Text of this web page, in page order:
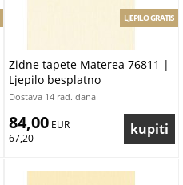
Zidne tapete Materea 76811 |
Ljepilo besplatno
LJEPILO GRATIS
Dostava 14 rad. dana
84,00 EUR
67,20